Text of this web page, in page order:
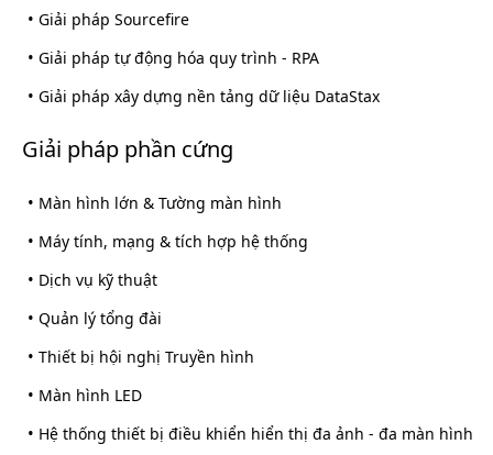
•Giải pháp Sourcefire
•Giải pháp tự động hóa quy trình - RPA
•Giải pháp xây dựng nền tảng dữ liệu DataStax
Giải pháp phần cứng
• Màn hình lớn & Tường màn hình
• Máy tính, mạng & tích hợp hệ thống
• Dịch vụ kỹ thuật
•Quản lý tổng đài
•Thiết bị hội nghị Truyền hình
• Màn hình LED
• Hệ thống thiết bị điều khiển hiển thị đa ảnh - đa màn hình